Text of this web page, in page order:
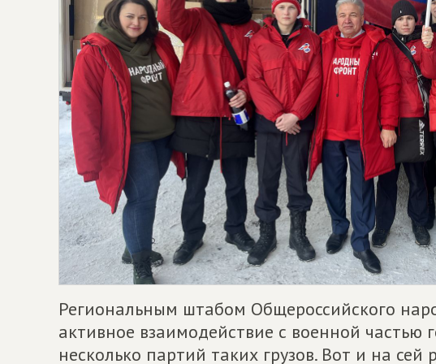
Региональным штабом Общероссийского
активное взаимодействие с военной частью
несколько партий таких грузов. Вот и на